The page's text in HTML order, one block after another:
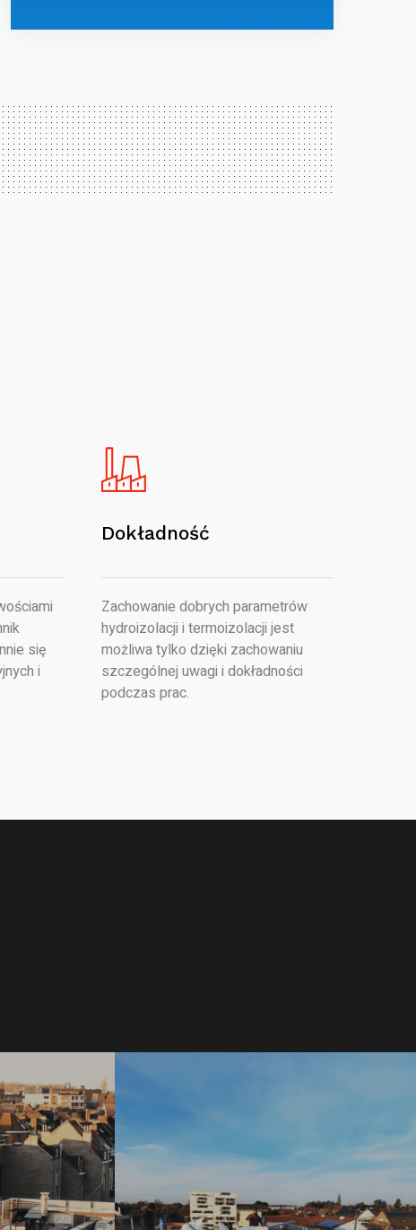
się
i
Dokładność
Zachowanie dobrych parametrów
hydroizolacji i termoizolacji jest
możliwa tylko dzięki zachowaniu
szczególnej uwagi i dokładności
podczas prac.